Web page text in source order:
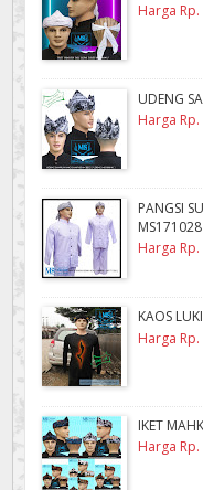
Harga
UDENG
Harga
PANGSI
Harga
KAOS
Harga
IKET
Harga